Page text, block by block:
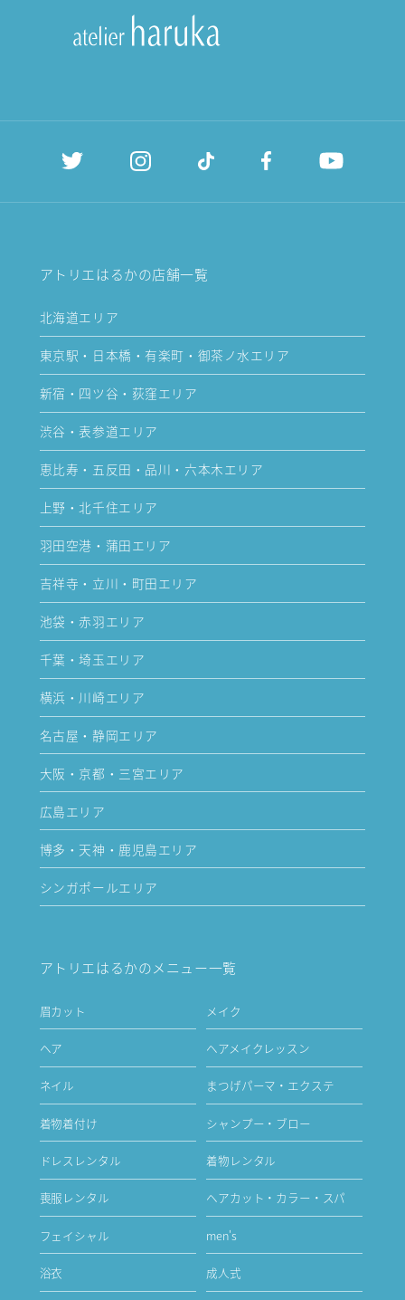
アトリエはるかの店舗一覧
北海道エリア
東京駅・日本橋・有楽町・御茶ノ水エリア
新宿・四ツ谷・荻窪エリア
渋谷・表参道エリア
恵比寿・五反田・品川・六本木エリア
上野・北千住エリア
羽田空港・蒲田エリア
吉祥寺・立川・町田エリア
池袋・赤羽エリア
千葉・埼玉エリア
横浜・川崎エリア
名古屋・静岡エリア
大阪・京都・三宮エリア
広島エリア
博多・天神・鹿児島エリア
シンガポールエリア
アトリエはるかのメニュー一覧
眉カット メイク
ヘア ヘアメイクレッスン
ネイル まつげパーマ・エクステ
着物着付け シャンプー・ブロー
ドレスレンタル 着物レンタル
喪服レンタル ヘアカット・カラー・スパ
フェイシャル men's
浴衣 成人式